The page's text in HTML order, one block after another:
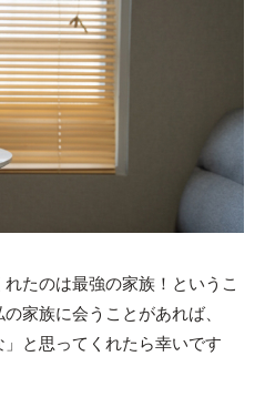
たのは最強の家族！というこ
家族に会うことがあれば、
」と思ってくれたら幸いです